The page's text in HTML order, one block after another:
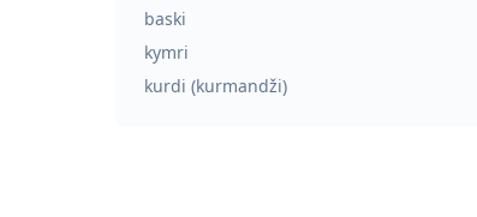
baski
kymri
kurdi (kurmandži)